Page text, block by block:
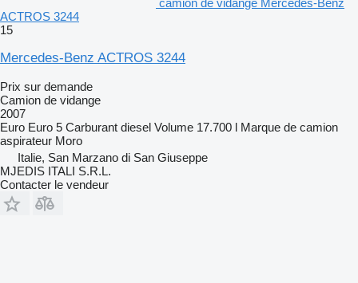
camion de vidange Mercedes-Benz
ACTROS 3244
15
Mercedes-Benz ACTROS 3244
Prix sur demande
Camion de vidange
2007
Euro Euro 5 Carburant diesel Volume 17.700 l Marque de camion
aspirateur Moro
Italie, San Marzano di San Giuseppe
MJEDIS ITALI S.R.L.
Contacter le vendeur